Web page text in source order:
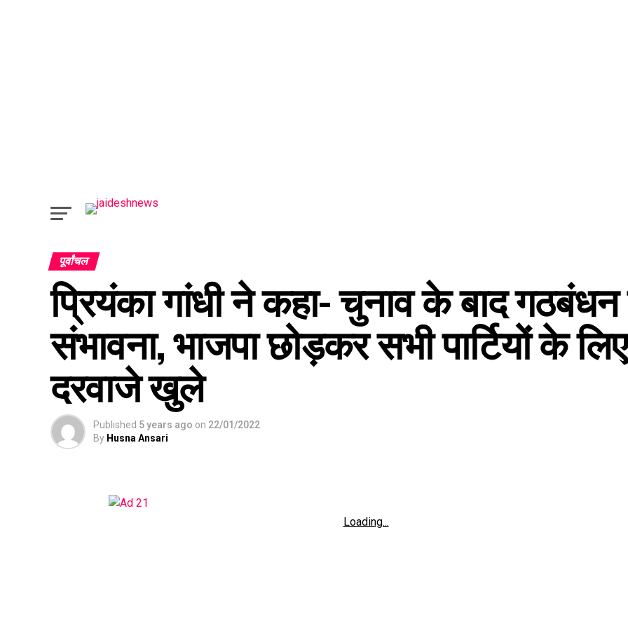
पूर्वांचल
प्रियंका गांधी ने कहा- चुनाव के बाद
संभावना, भाजपा छोड़कर सभी पार्टियों के लिए
दरवाजे खुले
Published 5 years ago on 22/01/2022
By Husna Ansari
Loading...